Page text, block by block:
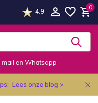
4.9
0
en Whatsapp
Lees onze blog >